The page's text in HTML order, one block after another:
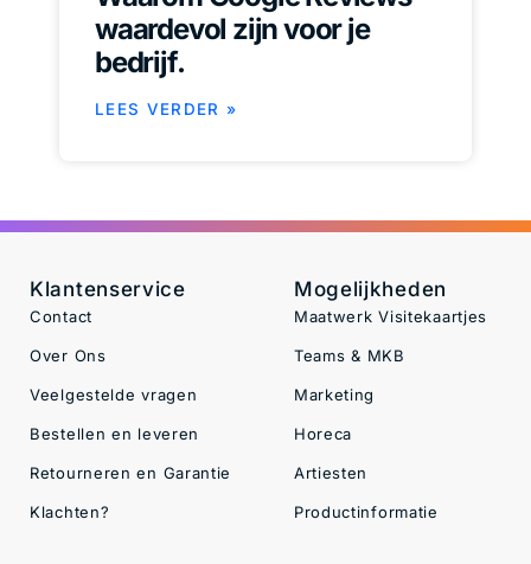
waardevol zijn voor je
bedrijf.
LEES VERDER »
Klantenservice
Contact
Over Ons
Veelgestelde vragen
Bestellen en leveren
Retourneren en Garantie
Klachten?
Mogelijkheden
Maatwerk Visitekaartjes
Teams & MKB
Marketing
Horeca
Artiesten
Productinformatie